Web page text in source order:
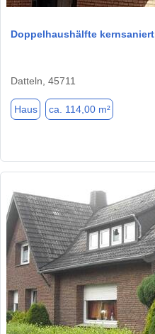
Doppelhaushälfte kernsaniert
Datteln, 45711
Haus ca. 114,00 m²